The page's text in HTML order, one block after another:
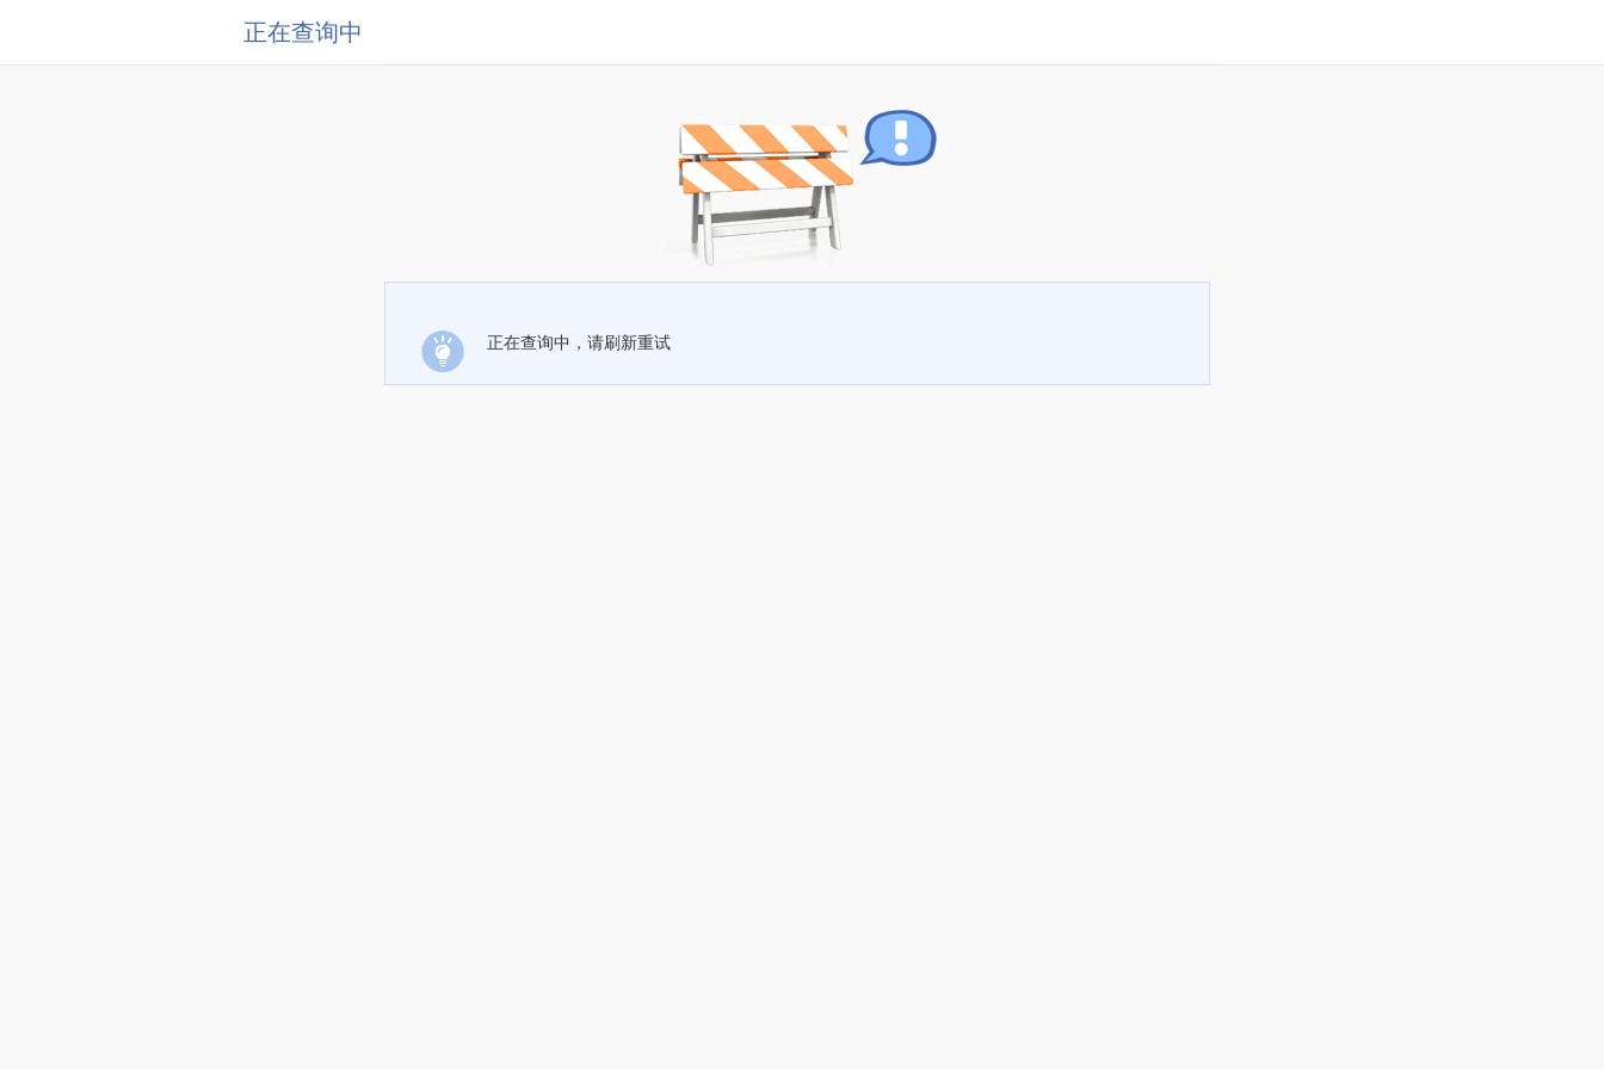
正在查询中
正在查询中，请刷新重试